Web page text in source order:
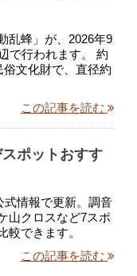
乱蜂」が、2026年9
で行われます。 約
文化財で、直径約
この記事を読む
ポットおすす
式情報で更新。調音
山クロスなど7スポ
較できます。
この記事を読む